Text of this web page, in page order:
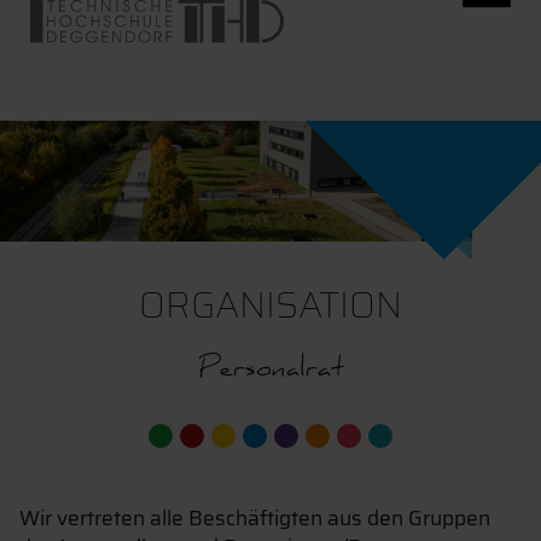
ORGANISATION
Personalrat
Wir vertreten alle Beschäftigten aus den Gruppen